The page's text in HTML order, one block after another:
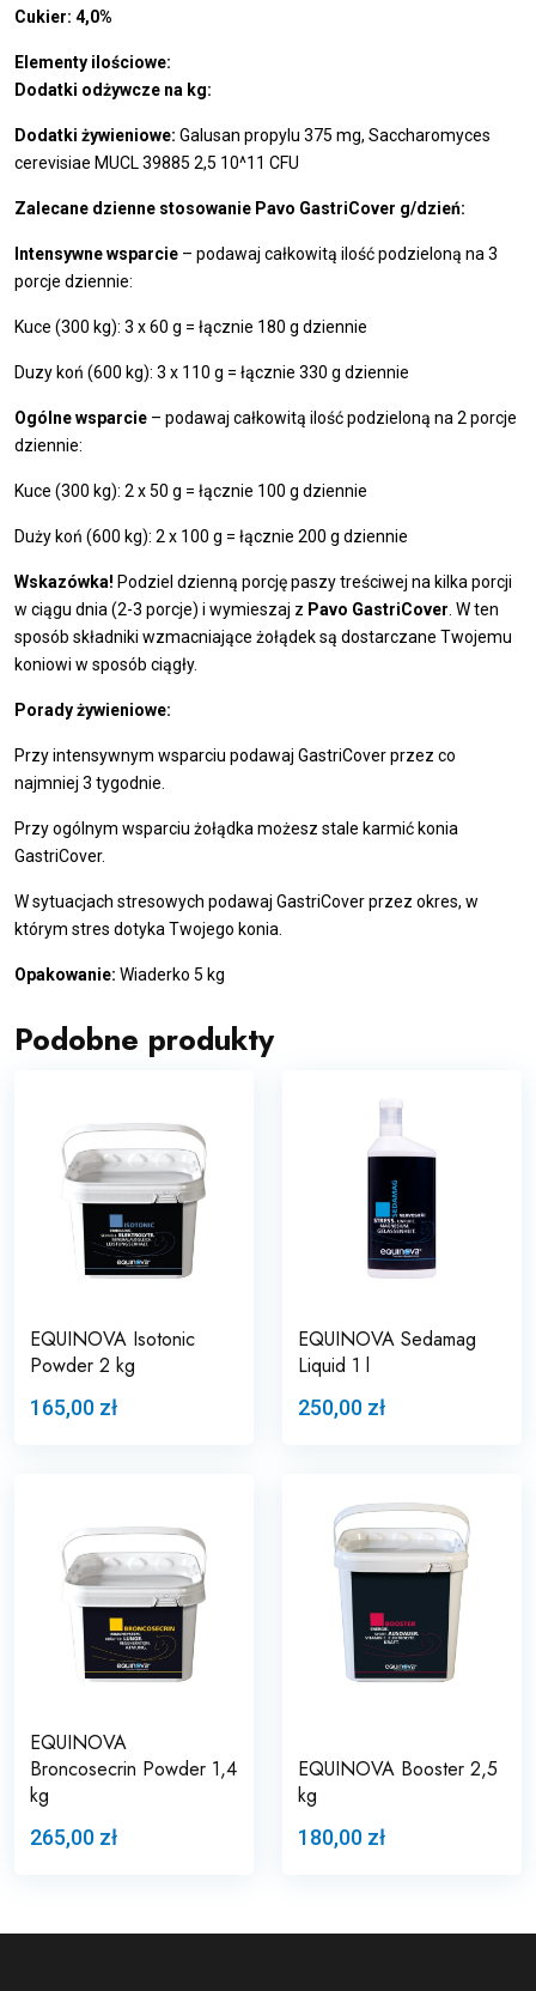
Cukier: 4,0%
Elementy ilościowe:
Dodatki odżywcze na kg:
Dodatki żywieniowe: Galusan propylu 375 mg, Saccharomyces
cerevisiae MUCL 39885 2,5 10^11 CFU
Zalecane dzienne stosowanie Pavo GastriCover g/dzień:
Intensywne wsparcie – podawaj całkowitą ilość podzieloną na 3
porcje dziennie:
Kuce (300 kg): 3 x 60 g = łącznie 180 g dziennie
Duzy koń (600 kg): 3 x 110 g = łącznie 330 g dziennie
Ogólne wsparcie – podawaj całkowitą ilość podzieloną na 2 porcje
dziennie:
Kuce (300 kg): 2 x 50 g = łącznie 100 g dziennie
Duży koń (600 kg): 2 x 100 g = łącznie 200 g dziennie
Wskazówka! Podziel dzienną porcję paszy treściwej na kilka porcji
w ciągu dnia (2-3 porcje) i wymieszaj z Pavo GastriCover . W ten
sposób składniki wzmacniające żołądek są dostarczane Twojemu
koniowi w sposób ciągły.
Porady żywieniowe:
Przy intensywnym wsparciu podawaj GastriCover przez co
najmniej 3 tygodnie.
Przy ogólnym wsparciu żołądka możesz stale karmić konia
GastriCover.
W sytuacjach stresowych podawaj GastriCover przez okres, w
którym stres dotyka Twojego konia.
Opakowanie: Wiaderko 5 kg
Podobne produkty
EQUINOVA Isotonic
Powder 2 kg
165,00 zł
EQUINOVA Sedamag
Liquid 1 l
250,00 zł
EQUINOVA
Broncosecrin Powder 1,4
kg
265,00 zł
EQUINOVA Booster 2,5
kg
180,00 zł